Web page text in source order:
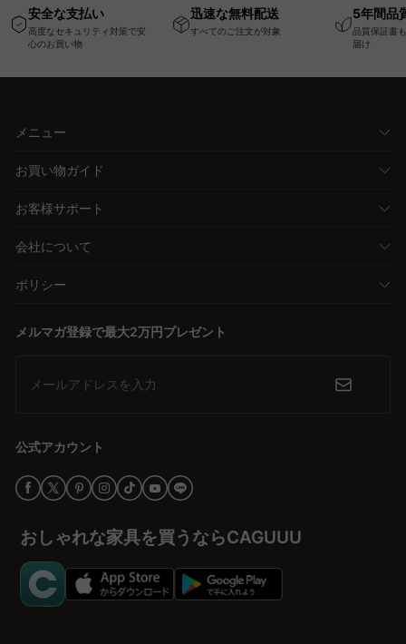
ー機能搭載ワークデス
ク
安全な支払い
高度なセキュリティ対策で安
心のお買い物
迅速な無料配送
すべてのご注文が対象
5年間品
品質保証書
届け
メニュー
お買い物ガイド
お客様サポート
会社について
ポリシー
メルマガ登録で最大2万円プレゼント
メールアドレスを入力
公式アカウント
おしゃれな家具を買うならCAGUUU